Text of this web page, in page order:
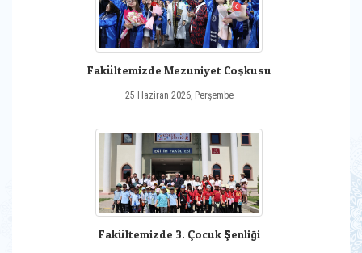
Fakültemizde Mezuniyet Coşkusu
25 Haziran 2026, Perşembe
Fakültemizde 3. Çocuk Şenliği